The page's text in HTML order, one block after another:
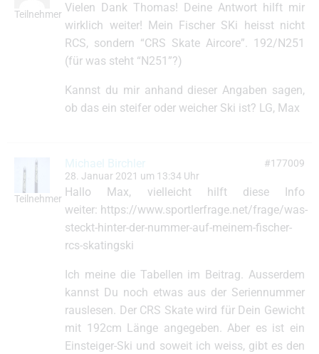
Teilnehmer
Vielen Dank Thomas! Deine Antwort hilft mir
wirklich weiter! Mein Fischer SKi heisst nicht
RCS, sondern “CRS Skate Aircore”. 192/N251
(für was steht “N251”?)
Kannst du mir anhand dieser Angaben sagen,
ob das ein steifer oder weicher Ski ist? LG, Max
Teilnehmer
Michael Birchler
28. Januar 2021 um 13:34 Uhr
#177009
Hallo Max, vielleicht hilft diese Info
weiter: https://www.sportlerfrage.net/frage/was-
steckt-hinter-der-nummer-auf-meinem-fischer-
rcs-skatingski
Ich meine die Tabellen im Beitrag. Ausserdem
kannst Du noch etwas aus der Seriennummer
rauslesen. Der CRS Skate wird für Dein Gewicht
mit 192cm Länge angegeben. Aber es ist ein
Einsteiger-Ski und soweit ich weiss, gibt es den